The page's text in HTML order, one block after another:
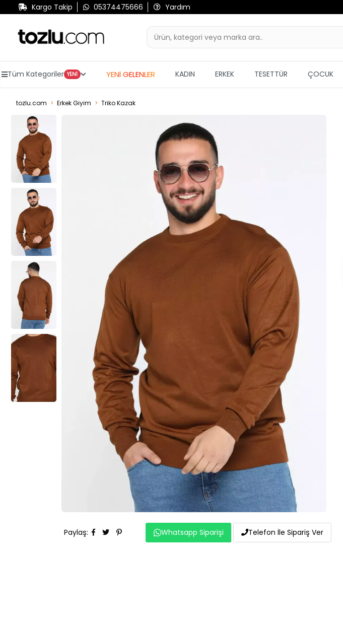
Kargo Takip 05374475666 Yardım
Tüm Kategoriler YENİ YENİ GELENLER KADIN ERKEK TESETTÜR ÇOCUK
tozlu.com Erkek Giyim Triko Kazak
Paylaş: Whatsapp Siparişi Telefon İle Sipariş Ver